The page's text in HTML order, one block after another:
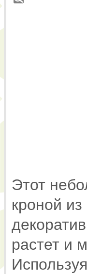
Этот
кроной
растет и